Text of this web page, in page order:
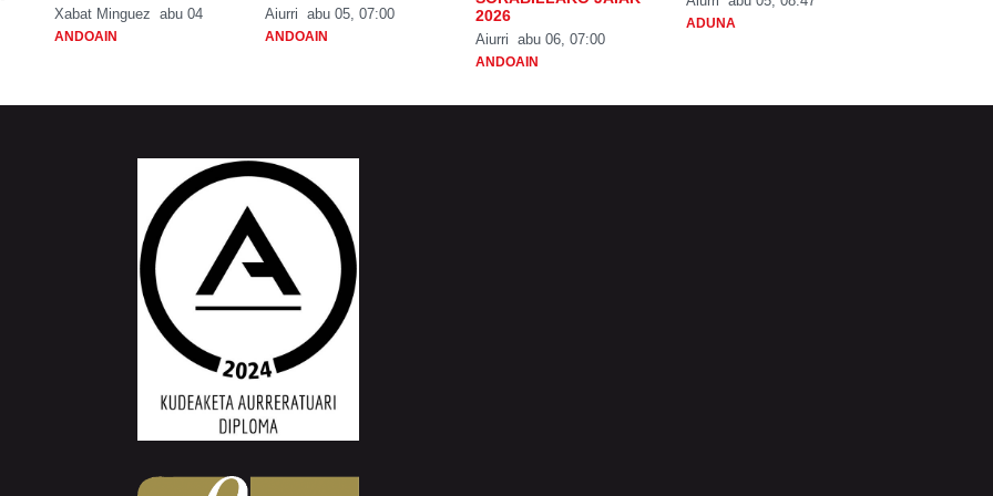
Xabat Minguez abu 04
ANDOAIN
Aiurri abu 05, 07:00
ANDOAIN
2026
Aiurri abu 06, 07:00
ANDOAIN
ADUNA